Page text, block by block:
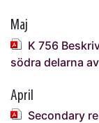
Maj
K 756
södra delarna
April
Secondary